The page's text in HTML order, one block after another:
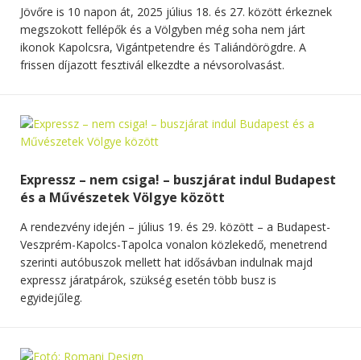
Jövőre is 10 napon át, 2025 július 18. és 27. között érkeznek
megszokott fellépők és a Völgyben még soha nem járt
ikonok Kapolcsra, Vigántpetendre és Taliándörögdre. A
frissen díjazott fesztivál elkezdte a névsorolvasást.
Expressz – nem csiga! – buszjárat indul Budapest
és a Művészetek Völgye között
A rendezvény idején – július 19. és 29. között – a Budapest-
Veszprém-Kapolcs-Tapolca vonalon közlekedő, menetrend
szerinti autóbuszok mellett hat idősávban indulnak majd
expressz járatpárok, szükség esetén több busz is
egyidejűleg.